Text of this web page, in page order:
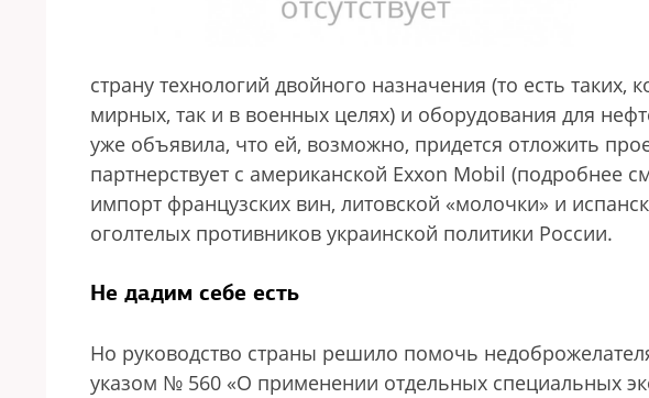
страну технологий двойного назначения (то есть
мирных, так и в военных целях) и оборудования для
уже объявила, что ей, возможно, придется отложить
партнерствует с американской Exxon Mobil (подробнее
импорт французских вин, литовской «молочки» и
оголтелых противников украинской политики России.
Не дадим себе есть
Но руководство страны решило помочь
указом № 560 «О применении отдельных специальных